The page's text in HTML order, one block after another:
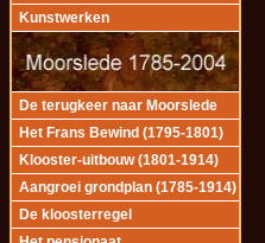
Kunstwerken
De terugkeer naar Moorslede
Het Frans Bewind (1795-1801)
Klooster-uitbouw (1801-1914)
Aangroei grondplan (1785-1914)
De kloosterregel